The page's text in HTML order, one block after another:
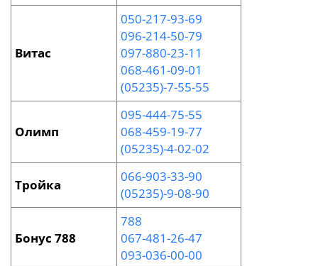
Витас
050-217-93-69
096-214-50-79
097-880-23-11
068-461-09-01
(05235)-7-55-55
Олимп
095-444-75-55
068-459-19-77
(05235)-4-02-02
Тройка
066-903-33-90
(05235)-9-08-90
Бонус 788
788
067-481-26-47
093-036-00-00